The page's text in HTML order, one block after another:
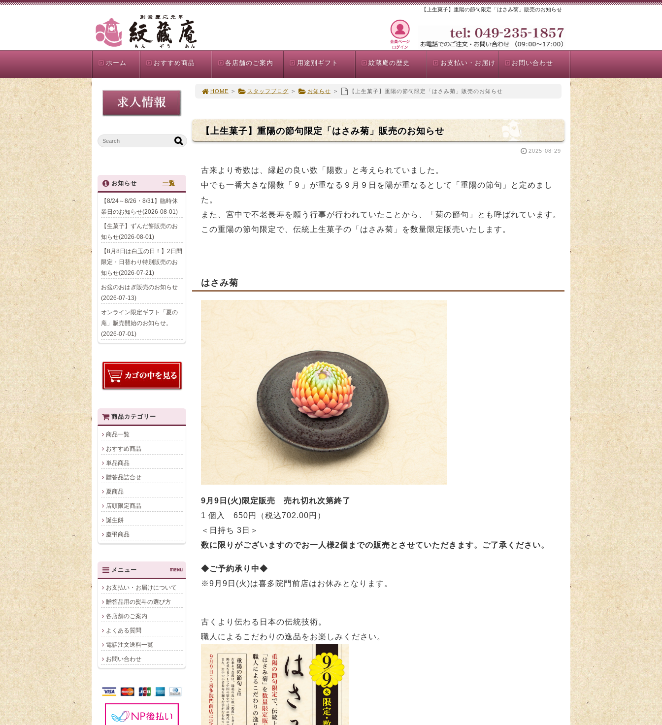
【上生菓子】重陽の節句限定「はさみ菊」販売のお知らせ
ホーム おすすめ商品 各店舗のご案内 用途別ギフト 紋蔵庵の歴史 お支払い・お届け お問い合わせ
HOME > スタッフブログ > お知らせ > 【上生菓子】重陽の節句限定「はさみ菊」販売のお知らせ
【上生菓子】重陽の節句限定「はさみ菊」販売のお知らせ
2025-08-29
古来より奇数は、縁起の良い数「陽数」と考えられていました。
中でも一番大きな陽数「９」が重なる９月９日を陽が重なるとして「重陽の節句」と定めまし
た。
また、宮中で不老長寿を願う行事が行われていたことから、「菊の節句」とも呼ばれています。
この重陽の節句限定で、伝統上生菓子の「はさみ菊」を数量限定販売いたします。
はさみ菊
9月9日(火)限定販売 売れ切れ次第終了
1 個入 650円（税込702.00円）
＜日持ち 3日＞
数に限りがございますのでお一人様2個までの販売とさせていただきます。ご了承ください。
◆ご予約承り中◆
※9月9日(火)は喜多院門前店はお休みとなります。
古くより伝わる日本の伝統技術。
職人によるこだわりの逸品をお楽しみください。
お知らせ 一覧
【8/24～8/26・8/31】臨時休
業日のお知らせ(2026-08-01)
【生菓子】ずんだ餅販売のお
知らせ(2026-08-01)
【8月8日は白玉の日！】2日間
限定・日替わり特別販売のお
知らせ(2026-07-21)
お盆のおはぎ販売のお知らせ
(2026-07-13)
オンライン限定ギフト「夏の
庵」販売開始のお知らせ。
(2026-07-01)
商品カテゴリー
商品一覧
おすすめ商品
単品商品
贈答品詰合せ
夏商品
店頭限定商品
誕生餅
慶弔商品
メニュー MENU
お支払い・お届けについて
贈答品用の熨斗の選び方
各店舗のご案内
よくある質問
電話注文送料一覧
お問い合わせ